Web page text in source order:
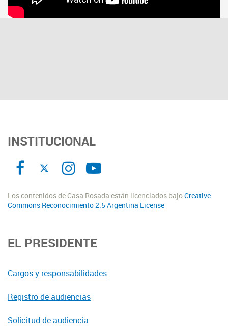
INSTITUCIONAL
Los contenidos de Casa Rosada están licenciados bajoCreative
Commons Reconocimiento 2.5 Argentina License
EL PRESIDENTE
Cargos y responsabilidades
Registro de audiencias
Solicitud de audiencia